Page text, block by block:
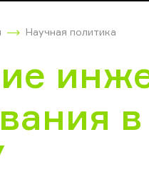
Научная политика